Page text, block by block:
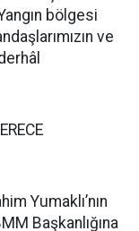
bölgesi
ve
Yumaklı’nın
Başkanlığına